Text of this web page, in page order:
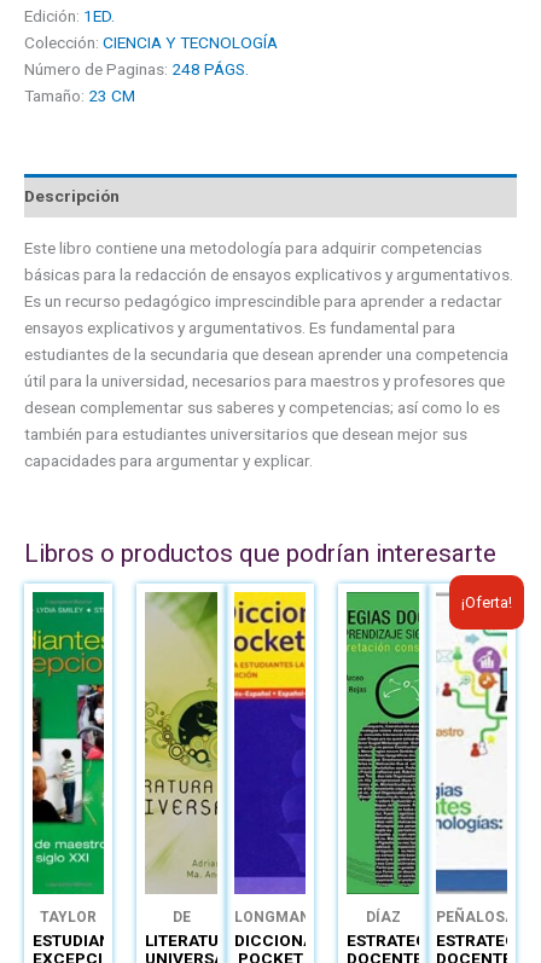
Edición: 1ED.
Colección: CIENCIA Y TECNOLOGÍA
Número de Paginas: 248 PÁGS.
Tamaño: 23 CM
Descripción
Este libro contiene una metodología para adquirir competencias
básicas para la redacción de ensayos explicativos y argumentativos.
Es un recurso pedagógico imprescindible para aprender a redactar
ensayos explicativos y argumentativos. Es fundamental para
estudiantes de la secundaria que desean aprender una competencia
útil para la universidad, necesarios para maestros y profesores que
desean complementar sus saberes y competencias; así como lo es
también para estudiantes universitarios que desean mejor sus
capacidades para argumentar y explicar.
Libros o productos que podrían interesarte
TAYLOR
ESTUDIANTES
EXCEPCIONALES
DE
TERESA
LITERATURA
UNIVERSAL
LONGMAN
DICCIONARIO
POCKET
DÍAZ
ESTRATEGIAS
DOCENTES
¡Oferta!
PEÑALOSA
ESTRATEGIAS
DOCENTES
El
precio
original
era:
B/.43.06.
El
precio
actual
es:
B/